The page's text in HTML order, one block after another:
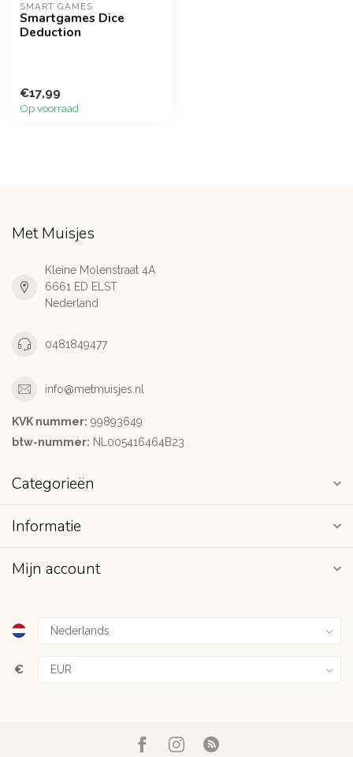
SMART GAMES
Smartgames Dice
Deduction
€17,99
Op voorraad
Met Muisjes
Kleine Molenstraat 4A
6661 ED ELST
Nederland
0481849477
info@metmuisjes.nl
KVK nummer: 99893649
btw-nummer: NL005416464B23
Categorieën
Informatie
Mijn account
€